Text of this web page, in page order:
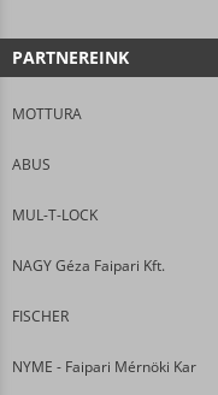
PARTNEREINK
MOTTURA
ABUS
MUL-T-LOCK
NAGY Géza Faipari Kft.
FISCHER
NYME - Faipari Mérnöki Kar